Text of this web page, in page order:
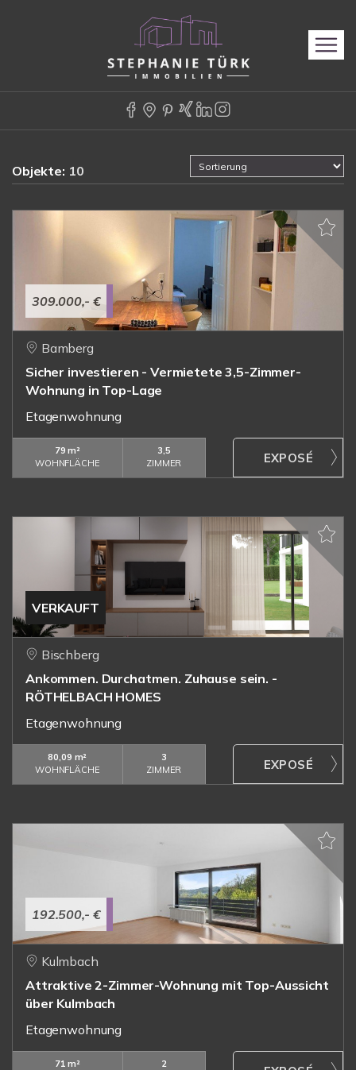
Objekte: 10
309.000,- €
Bamberg
Sicher investieren - Vermietete 3,5-Zimmer-
Wohnung in Top-Lage
Etagenwohnung
79 m²
WOHNFLÄCHE
3,5
ZIMMER
VERKAUFT
Bischberg
Ankommen. Durchatmen. Zuhause sein. -
RÖTHELBACH HOMES
Etagenwohnung
80,09 m²
WOHNFLÄCHE
3
ZIMMER
192.500,- €
Kulmbach
Attraktive 2-Zimmer-Wohnung mit Top-Aussicht
über Kulmbach
Etagenwohnung
71 m²
2